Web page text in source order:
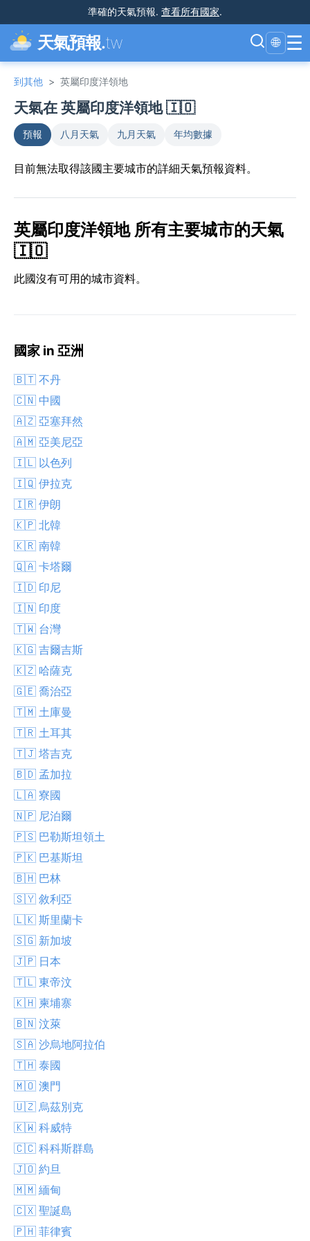
準確的天氣預報. 查看所有國家.
天氣預報.tw 🌐 ☰
到其他 > 英屬印度洋領地
天氣在 英屬印度洋領地 🇮🇴
預報 八月天氣 九月天氣 年均數據
目前無法取得該國主要城市的詳細天氣預報資料。
英屬印度洋領地 所有主要城市的天氣
🇮🇴
此國沒有可用的城市資料。
國家 in 亞洲
🇧🇹 不丹
🇨🇳 中國
🇦🇿 亞塞拜然
🇦🇲 亞美尼亞
🇮🇱 以色列
🇮🇶 伊拉克
🇮🇷 伊朗
🇰🇵 北韓
🇰🇷 南韓
🇶🇦 卡塔爾
🇮🇩 印尼
🇮🇳 印度
🇹🇼 台灣
🇰🇬 吉爾吉斯
🇰🇿 哈薩克
🇬🇪 喬治亞
🇹🇲 土庫曼
🇹🇷 土耳其
🇹🇯 塔吉克
🇧🇩 孟加拉
🇱🇦 寮國
🇳🇵 尼泊爾
🇵🇸 巴勒斯坦領土
🇵🇰 巴基斯坦
🇧🇭 巴林
🇸🇾 敘利亞
🇱🇰 斯里蘭卡
🇸🇬 新加坡
🇯🇵 日本
🇹🇱 東帝汶
🇰🇭 柬埔寨
🇧🇳 汶萊
🇸🇦 沙烏地阿拉伯
🇹🇭 泰國
🇲🇴 澳門
🇺🇿 烏茲別克
🇰🇼 科威特
🇨🇨 科科斯群島
🇯🇴 約旦
🇲🇲 緬甸
🇨🇽 聖誕島
🇵🇭 菲律賓